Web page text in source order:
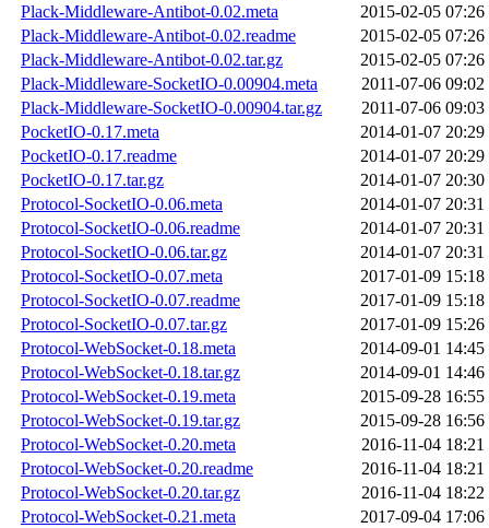
Plack-Middleware-Antibot-0.02.meta
2015-02-05 07:26
Plack-Middleware-Antibot-0.02.readme
2015-02-05 07:26
Plack-Middleware-Antibot-0.02.tar.gz
2015-02-05 07:26
Plack-Middleware-SocketIO-0.00904.meta
2011-07-06 09:02
Plack-Middleware-SocketIO-0.00904.tar.gz
2011-07-06 09:03
PocketIO-0.17.meta
2014-01-07 20:29
PocketIO-0.17.readme
2014-01-07 20:29
PocketIO-0.17.tar.gz
2014-01-07 20:30
Protocol-SocketIO-0.06.meta
2014-01-07 20:31
Protocol-SocketIO-0.06.readme
2014-01-07 20:31
Protocol-SocketIO-0.06.tar.gz
2014-01-07 20:31
Protocol-SocketIO-0.07.meta
2017-01-09 15:18
Protocol-SocketIO-0.07.readme
2017-01-09 15:18
Protocol-SocketIO-0.07.tar.gz
2017-01-09 15:26
Protocol-WebSocket-0.18.meta
2014-09-01 14:45
Protocol-WebSocket-0.18.tar.gz
2014-09-01 14:46
Protocol-WebSocket-0.19.meta
2015-09-28 16:55
Protocol-WebSocket-0.19.tar.gz
2015-09-28 16:56
Protocol-WebSocket-0.20.meta
2016-11-04 18:21
Protocol-WebSocket-0.20.readme
2016-11-04 18:21
Protocol-WebSocket-0.20.tar.gz
2016-11-04 18:22
Protocol-WebSocket-0.21.meta
2017-09-04 17:06